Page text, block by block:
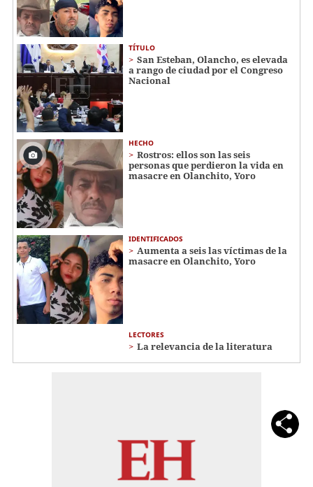
TÍTULO
San Esteban, Olancho, es elevada
a rango de ciudad por el Congreso
Nacional
HECHO
Rostros: ellos son las seis
personas que perdieron la vida en
masacre en Olanchito, Yoro
IDENTIFICADOS
Aumenta a seis las víctimas de la
masacre en Olanchito, Yoro
LECTORES
La relevancia de la literatura